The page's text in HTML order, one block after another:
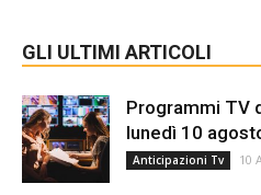
GLI ULTIMI ARTICOLI
Programmi TV
lunedì 10
Anticipazioni Tv 10